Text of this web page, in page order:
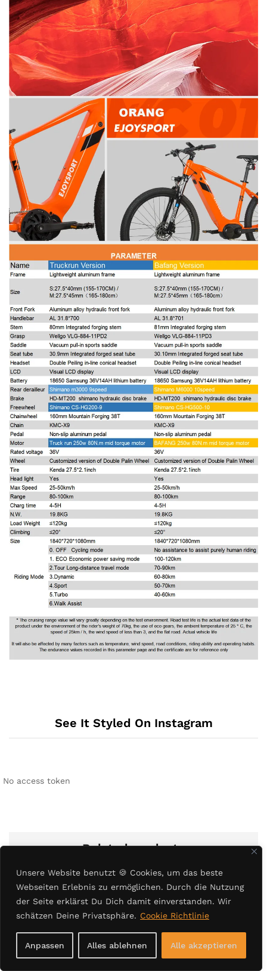
Unsere Website benutzt 🍪 Cookies, um das beste
Webseiten Erlebnis zu ermöglichen. Durch die Nutzung
der Seite erklärst Du Dich damit einverstanden. Wir
schätzen Deine Privatsphäre. Cookie Richtlinie
Anpassen Alles ablehnen Alle akzeptieren
See It Styled On Instagram
No access token
Related products